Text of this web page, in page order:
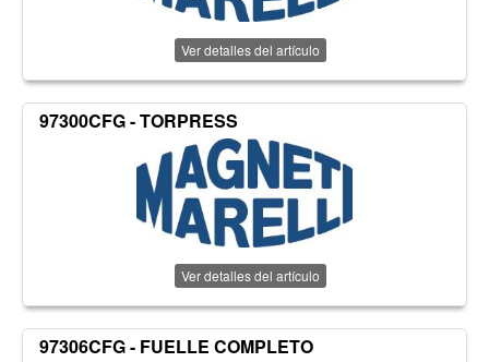
Ver detalles del artículo
97300CFG - TORPRESS
Ver detalles del artículo
97306CFG - FUELLE COMPLETO